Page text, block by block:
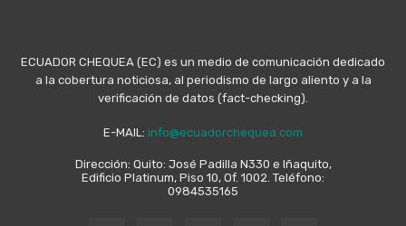
ECUADOR CHEQUEA (EC) es un medio de comunicación dedicado
a la cobertura noticiosa, al periodismo de largo aliento y a la
verificación de datos (fact-checking).
E-MAIL: info@ecuadorchequea.com
Dirección: Quito: José Padilla N330 e Iñaquito,
Edificio Platinum, Piso 10, Of. 1002. Teléfono:
0984535165